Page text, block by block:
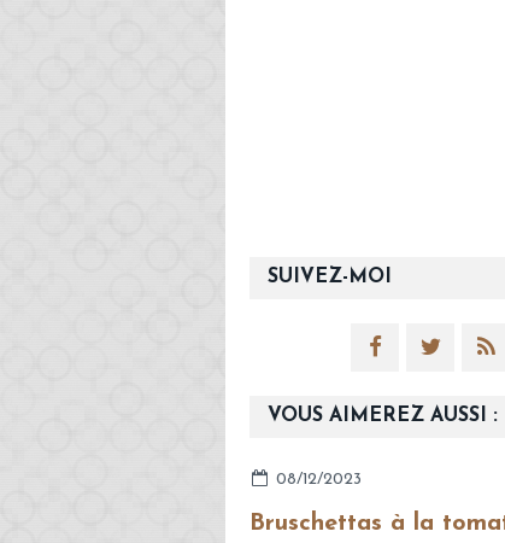
SUIVEZ-MOI
VOUS AIMEREZ AUSSI :
08/12/2023